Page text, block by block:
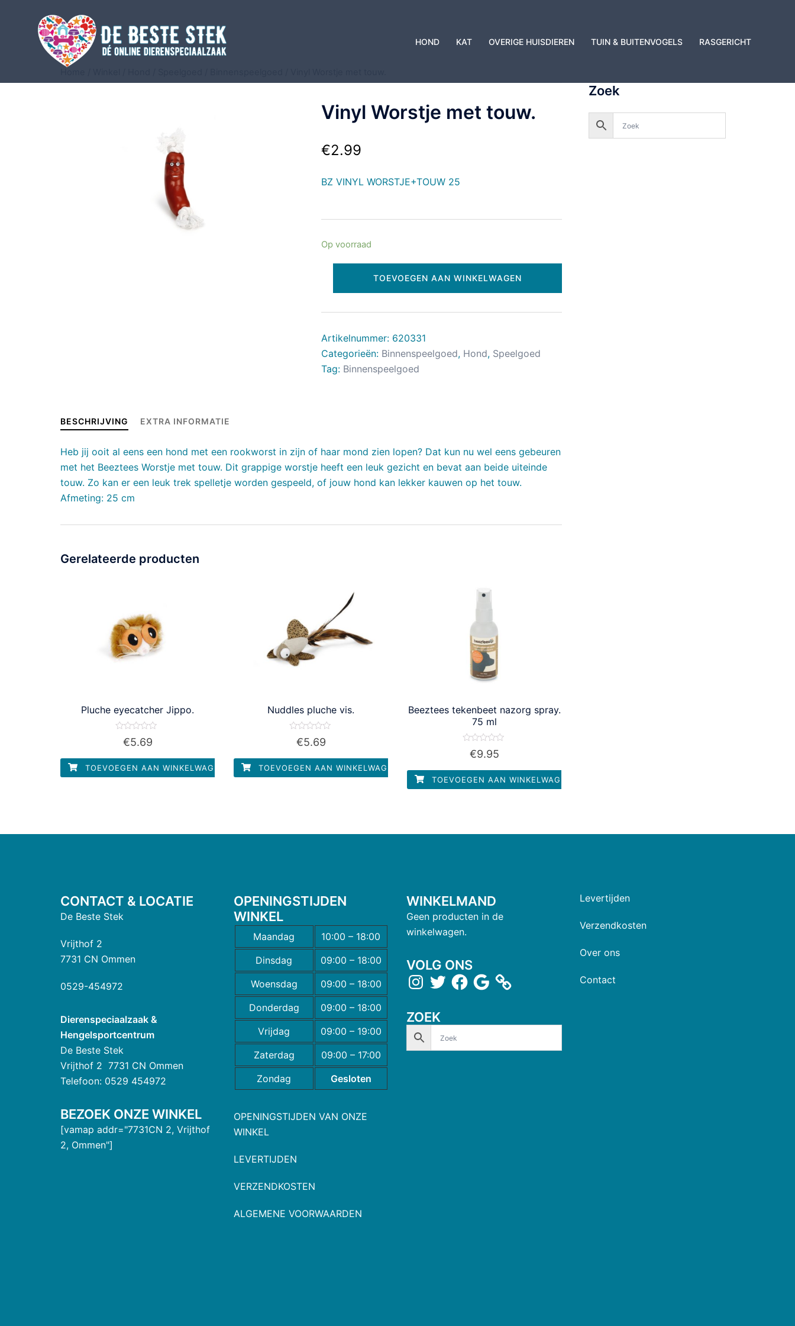
HOND KAT OVERIGE HUISDIEREN TUIN & BUITENVOGELS RASGERICHT
Vinyl Worstje met touw.
€2.99
BZ VINYL WORSTJE+TOUW 25
Op voorraad
TOEVOEGEN AAN WINKELWAGEN
Artikelnummer: 620331
Categorieën: Binnenspeelgoed, Hond, Speelgoed
Tag: Binnenspeelgoed
BESCHRIJVING EXTRA INFORMATIE
Heb jij ooit al eens een hond met een rookworst in zijn of haar mond zien lopen? Dat kun nu wel eens gebeuren
met het Beeztees Worstje met touw. Dit grappige worstje heeft een leuk gezicht en bevat aan beide uiteinde
touw. Zo kan er een leuk trek spelletje worden gespeeld, of jouw hond kan lekker kauwen op het touw.
Afmeting: 25 cm
Gerelateerde producten
Pluche eyecatcher Jippo.
Waardering
5
€5.69
TOEVOEGEN AAN WINKELWAGEN
Nuddles pluche vis.
Waardering
5
€5.69
TOEVOEGEN AAN WINKELWAGEN
Beeztees tekenbeet nazorg spray.
75 ml
Waardering
5
€9.95
TOEVOEGEN AAN WINKELWAGEN
Zoek
CONTACT & LOCATIE
De Beste Stek
Vrijthof 2
7731 CN Ommen
0529-454972
Dierenspeciaalzaak &
Hengelsportcentrum
De Beste Stek
Vrijthof 2 7731 CN Ommen
Telefoon: 0529 454972
BEZOEK ONZE WINKEL
[vamap addr="7731CN 2, Vrijthof
2, Ommen"]
OPENINGSTIJDEN
WINKEL
Maandag
10:00 – 18:00
Dinsdag
09:00 – 18:00
Woensdag
09:00 – 18:00
Donderdag
09:00 – 18:00
Vrijdag
09:00 – 19:00
Zaterdag
09:00 – 17:00
Zondag
Gesloten
OPENINGSTIJDEN VAN ONZE
WINKEL
LEVERTIJDEN
VERZENDKOSTEN
ALGEMENE VOORWAARDEN
WINKELMAND
Geen producten in de
winkelwagen.
VOLG ONS
ZOEK
Levertijden
Verzendkosten
Over ons
Contact